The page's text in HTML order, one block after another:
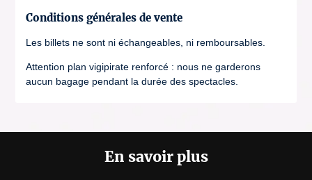
Conditions générales de vente
Les billets ne sont ni échangeables, ni remboursables.
Attention plan vigipirate renforcé : nous ne garderons
aucun bagage pendant la durée des spectacles.
En savoir plus